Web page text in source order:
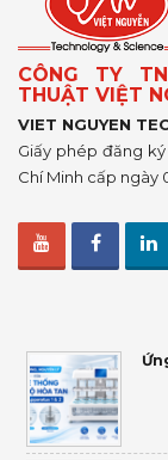
CÔNG TY
THUẬT VIỆT
VIET NGUYEN
Giấy phép đăng ký
Chí Minh cấp ngày